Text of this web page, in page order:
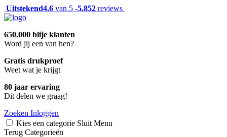
Uitstekend4.6 van 5 -5.852 reviews
650.000 blije klanten
Word jij een van hen?
Gratis drukproef
Weet wat je krijgt
80 jaar ervaring
Dit delen we graag!
Zoeken Inloggen
Kies een categorie Sluit Menu
Terug Categorieën